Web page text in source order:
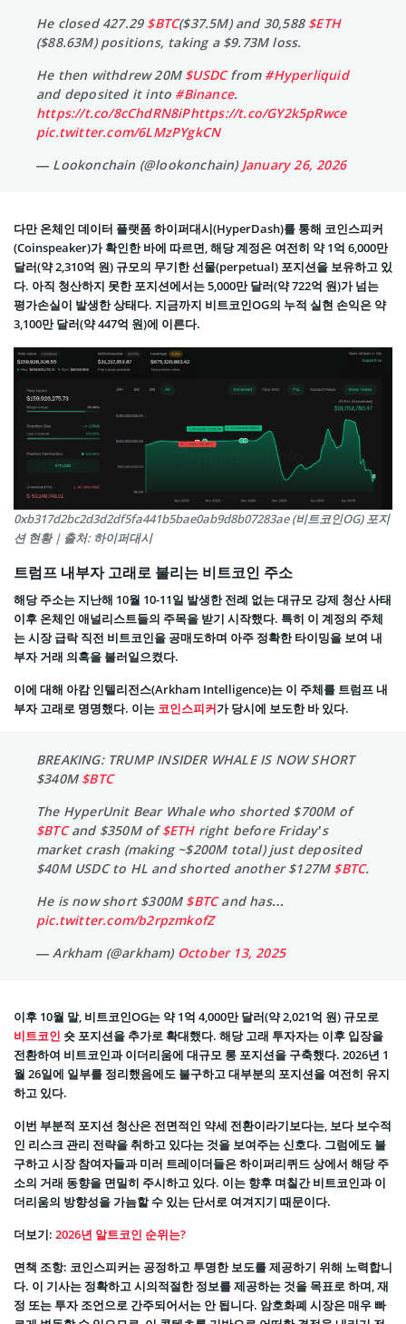
He closed 427.29 $BTC($37.5M) and 30,588 $ETH
($88.63M) positions, taking a $9.73M loss.
He then withdrew 20M $USDCfrom #Hyperliquid
and deposited it into #Binance.
https://t.co/8cChdRN8iPhttps://t.co/GY2k5pRwce
pic.twitter.com/6LMzPYgkCN
— Lookonchain (@lookonchain) January 26, 2026
다만 온체인 데이터 플랫폼 하이퍼대시(HyperDash)를 통해 코인스피커
(Coinspeaker)가 확인한 바에 따르면, 해당 계정은 여전히 약 1억 6,000만
달러(약 2,310억 원) 규모의 무기한 선물(perpetual) 포지션을 보유하고 있
다. 아직 청산하지 못한 포지션에서는 5,000만 달러(약 722억 원)가 넘는
평가손실이 발생한 상태다. 지금까지 비트코인OG의 누적 실현 손익은 약
3,100만 달러(약 447억 원)에 이른다.
0xb317d2bc2d3d2df5fa441b5bae0ab9d8b07283ae (비트코인OG) 포지
션 현황 | 출처: 하이퍼대시
트럼프 내부자 고래로 불리는 비트코인 주소
해당 주소는 지난해 10월 10-11일 발생한 전례 없는 대규모 강제 청산 사태
이후 온체인 애널리스트들의 주목을 받기 시작했다. 특히 이 계정의 주체
는 시장 급락 직전 비트코인을 공매도하며 아주 정확한 타이밍을 보여 내
부자 거래 의혹을 불러일으켰다.
이에 대해 아캄 인텔리전스(Arkham Intelligence)는 이 주체를 트럼프 내
부자 고래로 명명했다. 이는 코인스피커가 당시에 보도한 바 있다.
BREAKING: TRUMP INSIDER WHALE IS NOW SHORT
$340M $BTC
The HyperUnit Bear Whale who shorted $700M of
$BTCand $350M of$ETHright before Friday’s
market crash (making ~$200M total) just deposited
$40M USDC to HL and shorted another $127M $BTC.
He is now short $300M $BTCand has…
pic.twitter.com/b2rpzmkofZ
— Arkham (@arkham) October 13, 2025
이후 10월 말, 비트코인OG는 약 1억 4,000만 달러(약 2,021억 원) 규모로
비트코인 숏 포지션을 추가로 확대했다. 해당 고래 투자자는 이후 입장을
전환하여 비트코인과 이더리움에 대규모 롱 포지션을 구축했다. 2026년 1
월 26일에 일부를 정리했음에도 불구하고 대부분의 포지션을 여전히 유지
하고 있다.
이번 부분적 포지션 청산은 전면적인 약세 전환이라기보다는, 보다 보수적
인 리스크 관리 전략을 취하고 있다는 것을 보여주는 신호다. 그럼에도 불
구하고 시장 참여자들과 미러 트레이더들은 하이퍼리퀴드 상에서 해당 주
소의 거래 동향을 면밀히 주시하고 있다. 이는 향후 며칠간 비트코인과 이
더리움의 방향성을 가늠할 수 있는 단서로 여겨지기 때문이다.
더보기: 2026년 알트코인 순위는?
면책 조항: 코인스피커는 공정하고 투명한 보도를 제공하기 위해 노력합니
다. 이 기사는 정확하고 시의적절한 정보를 제공하는 것을 목표로 하며, 재
정 또는 투자 조언으로 간주되어서는 안 됩니다. 암호화폐 시장은 매우 빠